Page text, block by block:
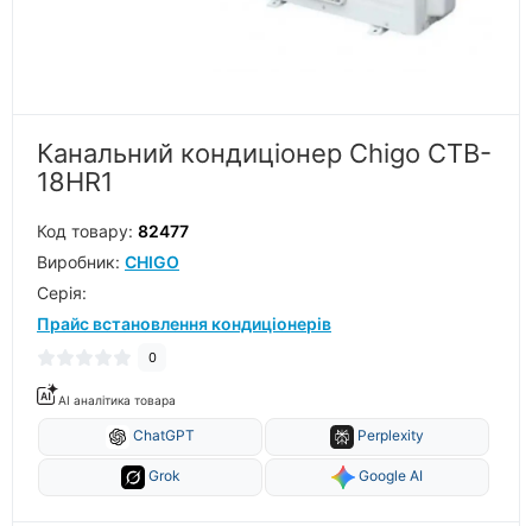
Канальний кондиціонер Chigo CTB-
18HR1
Код товару: 82477
Виробник: CHIGO
Серiя:
Прайс встановлення кондиціонерів
0
AI аналітика товара
ChatGPT Perplexity
Grok Google AI